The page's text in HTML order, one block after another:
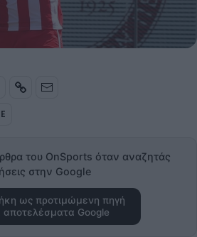
του OnSports όταν αναζητάς
στην Google
ως προτιμώμενη πηγή
αποτελέσματα Google